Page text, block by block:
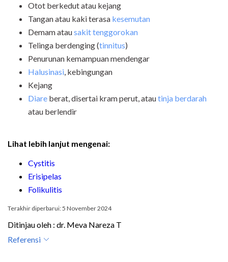
Otot berkedut atau kejang
Tangan atau kaki terasa kesemutan
Demam atausakit tenggorokan
Telinga berdenging (tinnitus)
Penurunan kemampuan mendengar
Halusinasi, kebingungan
Kejang
Diare berat, disertai kram perut, atautinja berdarah
atau berlendir
Lihat lebih lanjut mengenai:
Cystitis
Erisipelas
Folikulitis
Terakhir diperbarui: 5 November 2024